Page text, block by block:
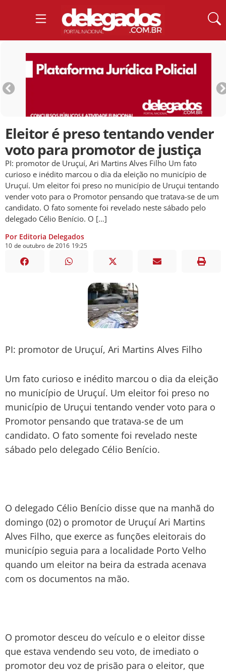
Eleitor é preso tentando vender
voto para promotor de justiça
PI: promotor de Uruçuí, Ari Martins Alves Filho Um fato
curioso e inédito marcou o dia da eleição no município de
Uruçuí. Um eleitor foi preso no município de Uruçui tentando
vender voto para o Promotor pensando que tratava-se de um
candidato. O fato somente foi revelado neste sábado pelo
delegado Célio Benício. O […]
Por Editoria Delegados
10 de outubro de 2016 19:25
PI: promotor de Uruçuí, Ari Martins Alves Filho
Um fato curioso e inédito marcou o dia da eleição
no município de Uruçuí. Um eleitor foi preso no
município de Uruçui tentando vender voto para o
Promotor pensando que tratava-se de um
candidato. O fato somente foi revelado neste
sábado pelo delegado Célio Benício.
O delegado Célio Benício disse que na manhã do
domingo (02) o promotor de Uruçuí Ari Martins
Alves Filho, que exerce as funções eleitorais do
município seguia para a localidade Porto Velho
quando um eleitor na beira da estrada acenava
com os documentos na mão.
O promotor desceu do veículo e o eleitor disse
que estava vendendo seu voto, de imediato o
promotor deu voz de prisão para o eleitor, que